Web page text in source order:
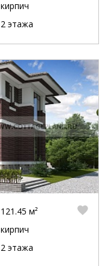
кирпич
2 этажа
121.45 м²
кирпич
2 этажа